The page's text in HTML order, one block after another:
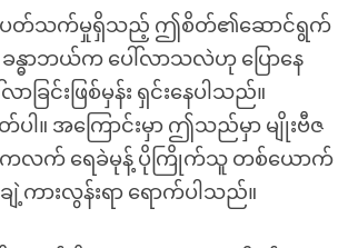
ာ ပတ်သက်မှုရှိသည့် ဤစိတ်၏ဆောင်ရွက်
ဓာဘယ်က ပေါ်လာသလဲဟု ပြောနေ
ခြင်းဖြစ်မှန်း ရှင်းနေပါသည်။
။ အကြောင်းမှာ ဤသည်မှာ မျိုးဗီဇ
ာကလက် ရေခဲမုန့် ပိုကြိုက်သူ တစ်ယောက်
ားလွန်းရာ ရောက်ပါသည်။